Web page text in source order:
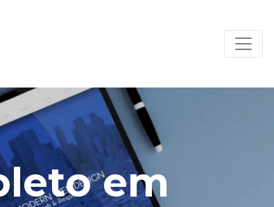
em